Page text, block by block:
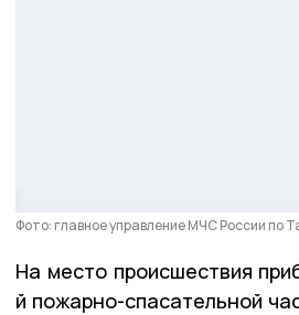
Фото: главное управление МЧС России по
На место происшествия
й пожарно-спасательной